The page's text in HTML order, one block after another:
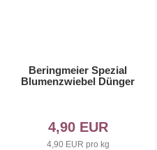
Beringmeier Spezial
Blumenzwiebel Dünger
4,90 EUR
4,90 EUR pro kg